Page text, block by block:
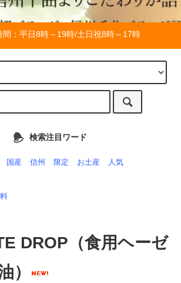
間：平日8時～19時/土日祝8時～17時
検索注目ワード
国産 信州 限定 お土産 人気
DROP（食用ヘーゼ
）